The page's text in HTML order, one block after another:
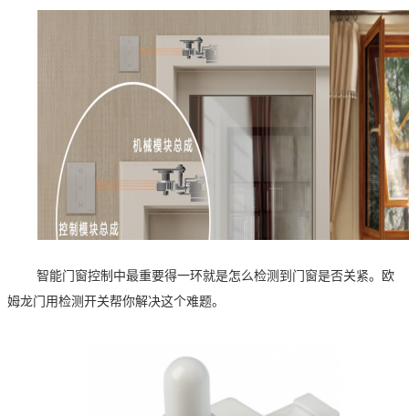
智能门窗控制中最重要得一环就是怎么检测到门窗是否关紧。欧
姆龙门用检测开关帮你解决这个难题。